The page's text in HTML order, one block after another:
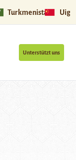
Turkmenistan
Unterstützt uns